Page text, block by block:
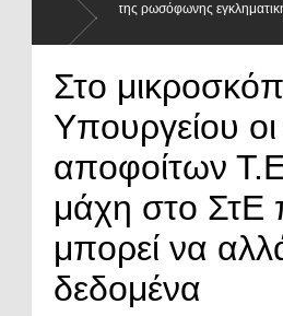
οργάνωσης του
Στο
Υπουργείου
αποφοίτων
μάχη στο ΣτΕ
μπορεί να
δεδομένα